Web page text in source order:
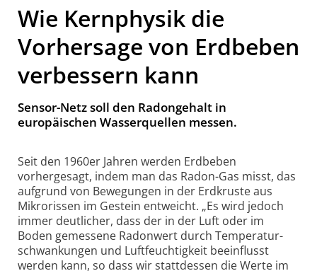
Wie Kernphysik die
Vorhersage von Erdbeben
verbessern kann
Sensor-Netz soll den Radongehalt in
europäischen Wasserquellen messen.
Seit den 1960er Jahren werden Erdbeben
vorhergesagt, indem man das Radon-Gas misst, das
aufgrund von Bewegungen in der Erdkruste aus
Mikro­rissen im Gestein entweicht. „Es wird jedoch
immer deutlicher, dass der in der Luft oder im
Boden gemessene Radonwert durch Temperatur­
schwankungen und Luft­feuchtig­keit beeinflusst
werden kann, so dass wir statt­dessen die Werte im